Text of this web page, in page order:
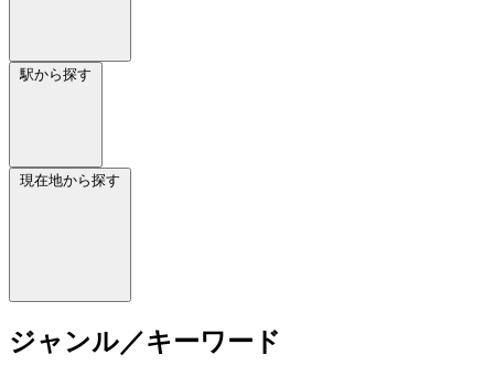
駅から探す
現在地から探す
ジャンル／キーワード